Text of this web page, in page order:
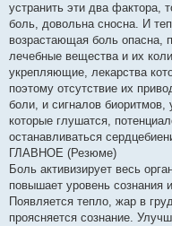
устранить эти два фактора,
боль, довольна сносна. И
возрастающая боль опасна,
лечебные вещества и их
укрепляющие, лекарства
поэтому отсутствие их
боли, и сигналов
которые глушатся,
останавливаться
ГЛАВНОЕ (Резюме)
Боль активизирует весь
повышает уровень сознания
Появляется тепло, жар в
проясняется сознание.